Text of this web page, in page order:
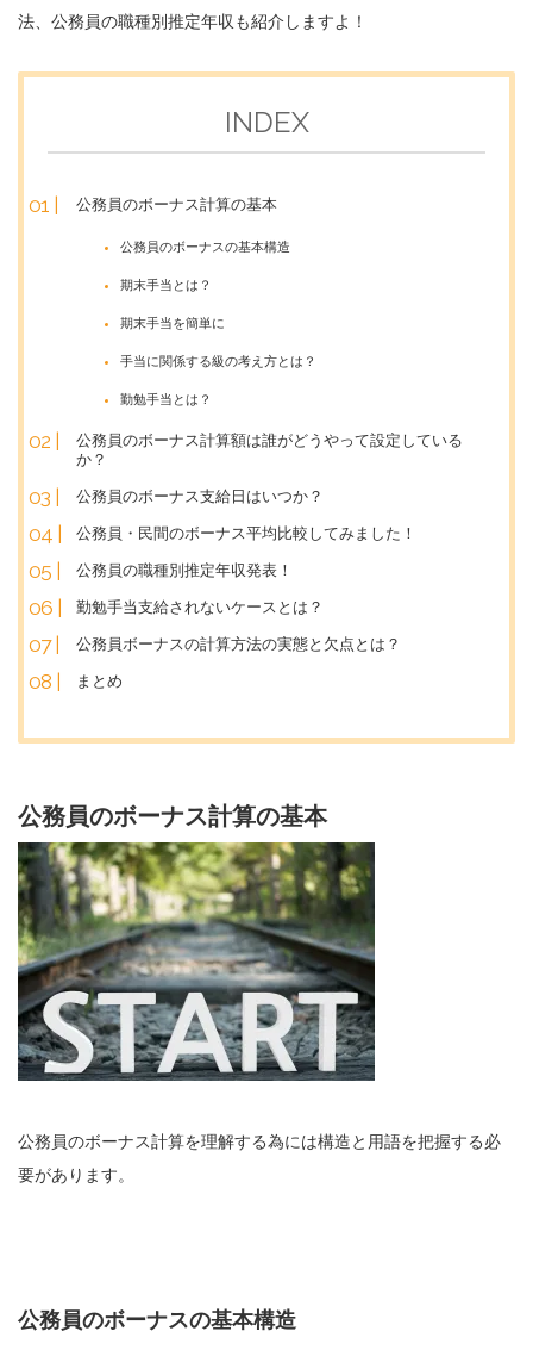
法、公務員の職種別推定年収も紹介しますよ！
INDEX
公務員のボーナス計算の基本
公務員のボーナスの基本構造
期末手当とは？
期末手当を簡単に
手当に関係する級の考え方とは？
勤勉手当とは？
公務員のボーナス計算額は誰がどうやって設定している
か？
公務員のボーナス支給日はいつか？
公務員・民間のボーナス平均比較してみました！
公務員の職種別推定年収発表！
勤勉手当支給されないケースとは？
公務員ボーナスの計算方法の実態と欠点とは？
まとめ
公務員のボーナス計算の基本
公務員のボーナス計算を理解する為には構造と用語を把握する必
要があります。
公務員のボーナスの基本構造